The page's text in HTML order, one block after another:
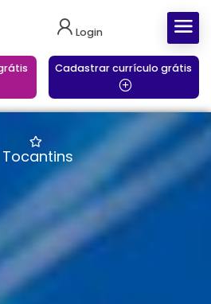
Login
Cadastrar currículo grátis
Tocantins